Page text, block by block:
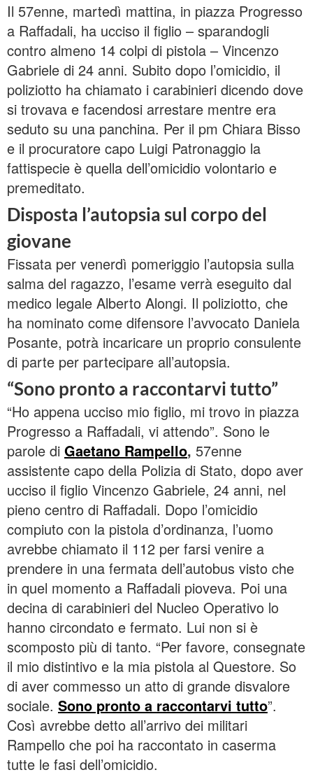
Il 57enne, martedì mattina, in piazza Progresso
a Raffadali, ha ucciso il figlio – sparandogli
contro almeno 14 colpi di pistola – Vincenzo
Gabriele di 24 anni. Subito dopo l’omicidio, il
poliziotto ha chiamato i carabinieri dicendo dove
si trovava e facendosi arrestare mentre era
seduto su una panchina. Per il pm Chiara Bisso
e il procuratore capo Luigi Patronaggio la
fattispecie è quella dell’omicidio volontario e
premeditato.
Disposta l’autopsia sul corpo del
giovane
Fissata per venerdì pomeriggio l’autopsia sulla
salma del ragazzo, l’esame verrà eseguito dal
medico legale Alberto Alongi. Il poliziotto, che
ha nominato come difensore l’avvocato Daniela
Posante, potrà incaricare un proprio consulente
di parte per partecipare all’autopsia.
“Sono pronto a raccontarvi tutto”
“Ho appena ucciso mio figlio, mi trovo in piazza
Progresso a Raffadali, vi attendo”. Sono le
parole di Gaetano Rampello, 57enne
assistente capo della Polizia di Stato, dopo aver
ucciso il figlio Vincenzo Gabriele, 24 anni, nel
pieno centro di Raffadali. Dopo l’omicidio
compiuto con la pistola d’ordinanza, l’uomo
avrebbe chiamato il 112 per farsi venire a
prendere in una fermata dell’autobus visto che
in quel momento a Raffadali pioveva. Poi una
decina di carabinieri del Nucleo Operativo lo
hanno circondato e fermato. Lui non si è
scomposto più di tanto. “Per favore, consegnate
il mio distintivo e la mia pistola al Questore. So
di aver commesso un atto di grande disvalore
sociale. Sono pronto a raccontarvi tutto”.
Così avrebbe detto all’arrivo dei militari
Rampello che poi ha raccontato in caserma
tutte le fasi dell’omicidio.